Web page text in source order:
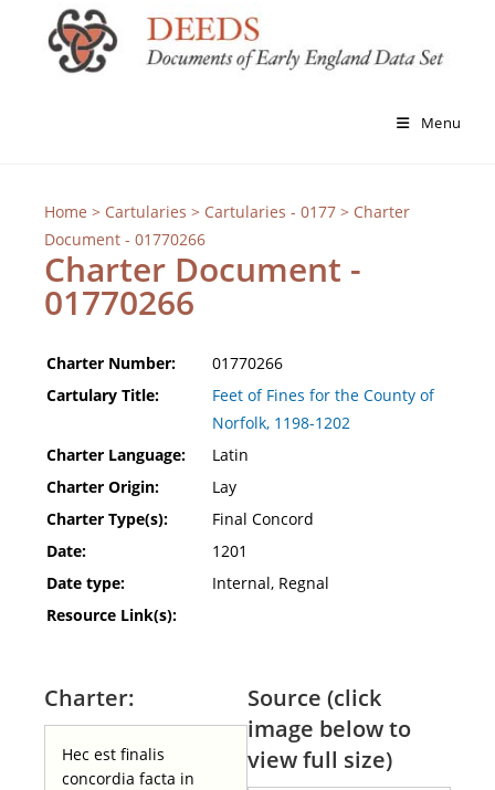
Menu
Home > Cartularies > Cartularies - 0177> Charter
Document - 01770266
Charter Document -
01770266
Charter Number:
01770266
Cartulary Title:
Feet of Fines for the County of
Norfolk, 1198-1202
Charter Language:
Latin
Charter Origin:
Lay
Charter Type(s):
Final Concord
Date:
1201
Date type:
Internal, Regnal
Resource Link(s):
Charter:
Hec est finalis
concordia facta in
Source (click
image below to
view full size)